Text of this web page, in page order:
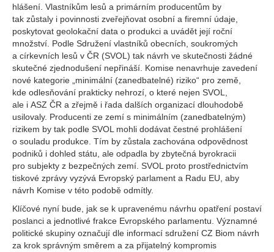
hlášení. Vlastníkům lesů a primárním producentům by
tak zůstaly i povinnosti zveřejňovat osobní a firemní údaje,
poskytovat geolokační data o produkci a uvádět její roční
množství. Podle Sdružení vlastníků obecních, soukromých
a církevních lesů v ČR (SVOL) tak návrh ve skutečnosti žádné
skutečné zjednodušení nepřináší. Komise nenavrhuje zavedení
nové kategorie „minimální (zanedbatelné) riziko“ pro země,
kde odlesňování prakticky nehrozí, o které nejen SVOL,
ale i ASZ ČR a zřejmě i řada dalších organizací dlouhodobě
usilovaly. Producenti ze zemí s minimálním (zanedbatelným)
rizikem by tak podle SVOL mohli dodávat čestné prohlášení
o souladu produkce. Tím by zůstala zachována odpovědnost
podniků i dohled státu, ale odpadla by zbytečná byrokracii
pro subjekty z bezpečných zemí. SVOL proto prostřednictvím
tiskové zprávy vyzývá Evropský parlament a Radu EU, aby
návrh Komise v této podobě odmítly.
Klíčové nyní bude, jak se k upravenému návrhu opatření postaví
poslanci a jednotlivé frakce Evropského parlamentu. Významné
politické skupiny označují dle informací sdružení CZ Biom návrh
za krok správným směrem a za přijatelný kompromis